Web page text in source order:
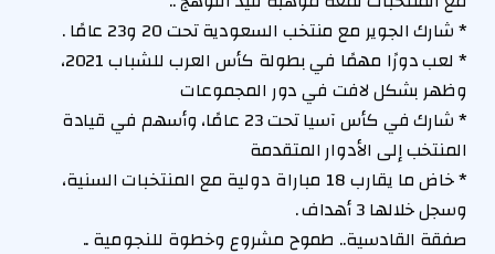
* شارك الجوير مع منتخب السعودية تحت 20 و23 عامًا .
* لعب دورًا مهمًا في بطولة كأس العرب للشباب 2021،
وظهر بشكل لافت في دور المجموعات
* شارك في كأس آسيا تحت 23 عامًا، وأسهم في قيادة
المنتخب إلى الأدوار المتقدمة
* خاض ما يقارب 18 مباراة دولية مع المنتخبات السنية،
وسجل خلالها 3 أهداف .
صفقة القادسية.. طموح مشروع وخطوة للنجومية ..